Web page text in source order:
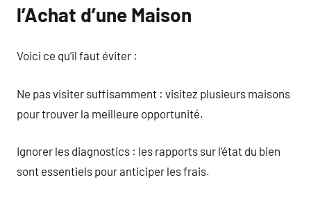
l’Achat d’une Maison
Voici ce qu’il faut éviter :
Ne pas visiter suffisamment : visitez plusieurs maisons
pour trouver la meilleure opportunité.
Ignorer les diagnostics : les rapports sur l’état du bien
sont essentiels pour anticiper les frais.